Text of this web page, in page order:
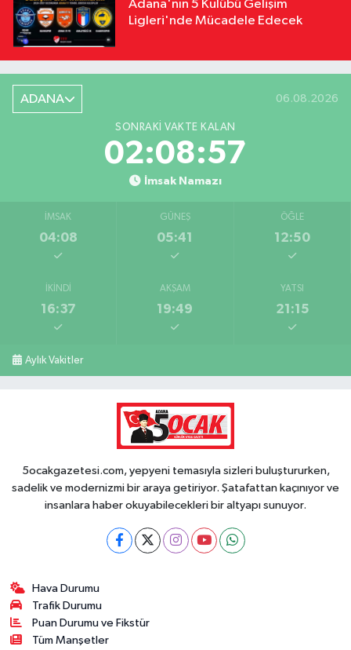
Adana'nın 5 Kulübü Gelişim
Ligleri'nde Mücadele Edecek
ADANA 06.08.2026
SONRAKI VAKTE KALAN
02:08:56
İmsak Namazı
İMSAK
04:08
GÜNEŞ
05:41
ÖĞLE
12:50
İKINDI
16:37
AKŞAM
19:49
YATSI
21:15
Aylık Vakitler
5ocakgazetesi.com, yepyeni temasıyla sizleri buluştururken,
sadelik ve modernizmi bir araya getiriyor. Şatafattan kaçınıyor ve
insanlara haber okuyabilecekleri bir altyapı sunuyor.
Hava Durumu
Trafik Durumu
Puan Durumu ve Fikstür
Tüm Manşetler